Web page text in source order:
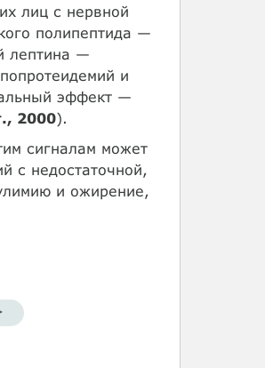
лиц с нервной
полипептида —
лептина —
и
эффект —
2000).
сигналам может
с недостаточной,
и ожирение,